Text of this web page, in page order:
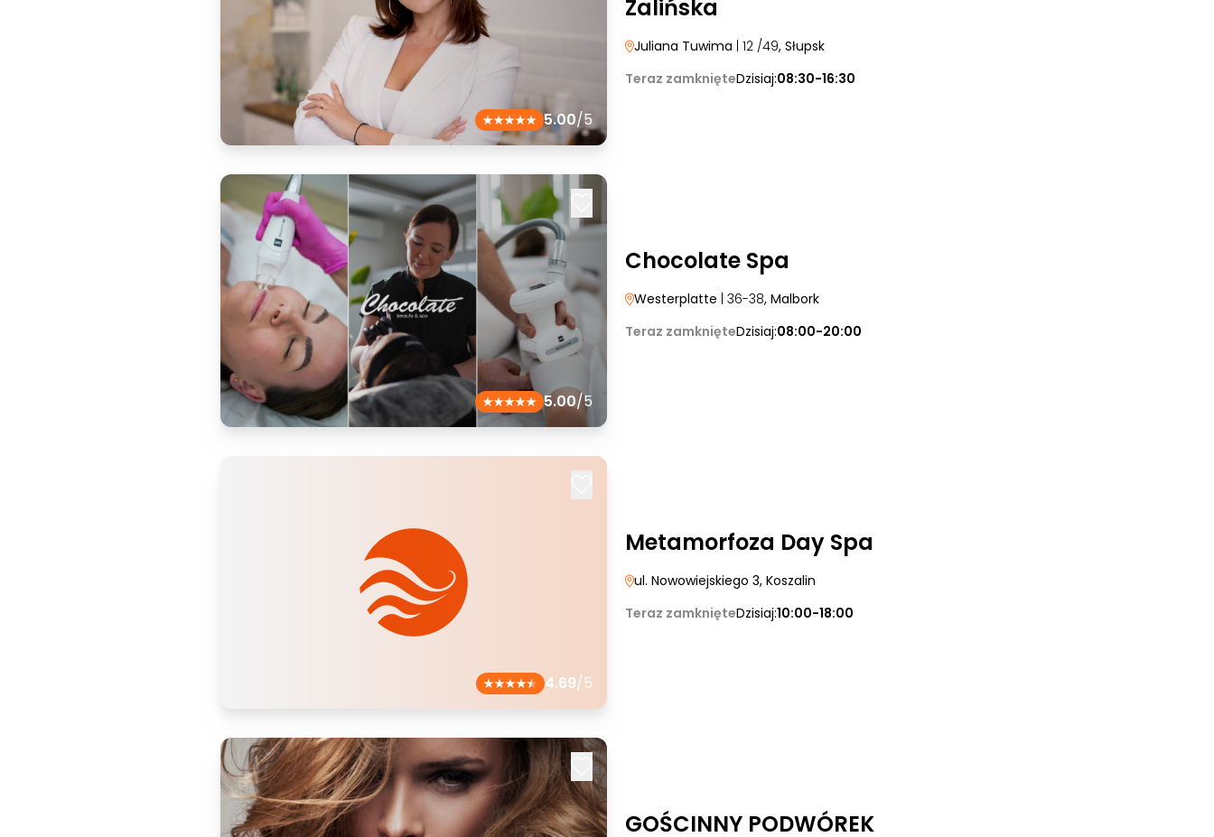
5.00/5
Zalińska
Juliana Tuwima | 12 /49, Słupsk
Teraz zamknięteDzisiaj:08:30-16:30
5.00/5
Chocolate Spa
Westerplatte | 36-38, Malbork
Teraz zamknięteDzisiaj:08:00-20:00
4.69/5
Metamorfoza Day Spa
ul. Nowowiejskiego 3, Koszalin
Teraz zamknięteDzisiaj:10:00-18:00
GOŚCINNY PODWÓREK